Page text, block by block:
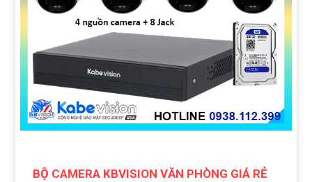
BỘ CAMERA KBVISION VĂN PHÒNG GIÁ RẺ